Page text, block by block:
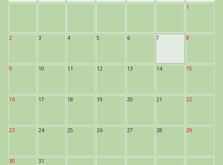
1
2 3 4 5 6 7 8
9 10 11 12 13 14 15
16 17 18 19 20 21 22
23 24 25 26 27 28 29
30 31